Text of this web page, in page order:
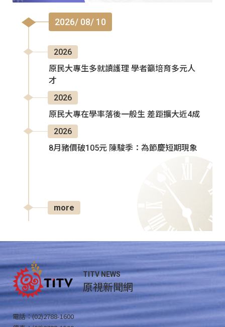
2026/ 08/ 10
2026
原民大專生多就讀護理 學者籲培育多元人
才
2026
原民大專在學率落後一般生 差距擴大近4成
2026
8月豬價破105元 陳駿季：為節慶短期現象
more
TITV NEWS
原視新聞網
電話：(02)2788-1600